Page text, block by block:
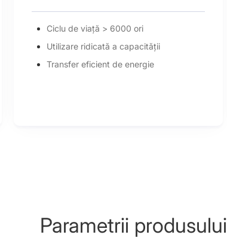
Diagnoză a defecțiunilor, upgrade și
mentenanță de la distanță
Parametrii produsului